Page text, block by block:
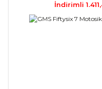
İndirimli